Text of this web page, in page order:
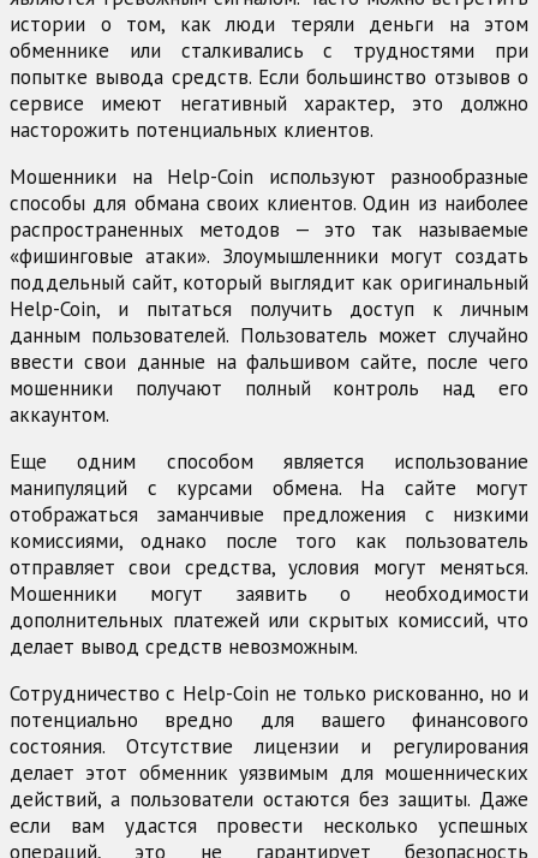
истории о том, как люди теряли деньги на этом
обменнике или сталкивались с трудностями при
попытке вывода средств. Если большинство отзывов о
сервисе имеют негативный характер, это должно
насторожить потенциальных клиентов.
Мошенники на Help-Coin используют разнообразные
способы для обмана своих клиентов. Один из наиболее
распространенных методов — это так называемые
«фишинговые атаки». Злоумышленники могут создать
поддельный сайт, который выглядит как оригинальный
Help-Coin, и пытаться получить доступ к личным
данным пользователей. Пользователь может случайно
ввести свои данные на фальшивом сайте, после чего
мошенники получают полный контроль над его
аккаунтом.
Еще одним способом является использование
манипуляций с курсами обмена. На сайте могут
отображаться заманчивые предложения с низкими
комиссиями, однако после того как пользователь
отправляет свои средства, условия могут меняться.
Мошенники могут заявить о необходимости
дополнительных платежей или скрытых комиссий, что
делает вывод средств невозможным.
Сотрудничество с Help-Coin не только рискованно, но и
потенциально вредно для вашего финансового
состояния. Отсутствие лицензии и регулирования
делает этот обменник уязвимым для мошеннических
действий, а пользователи остаются без защиты. Даже
если вам удастся провести несколько успешных
операций, это не гарантирует безопасность